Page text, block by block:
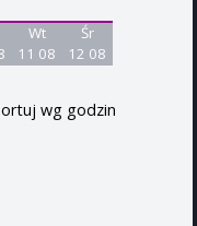
Wt
11 08
Śr
12 08
wg godzin